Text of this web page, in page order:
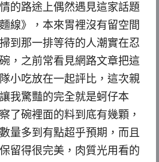
的路途上偶然遇見這家話題
線》，本來胃裡沒有留空間
到那一排等待的人潮實在忍
，之前常看見網路文章把這
小吃放在一起評比，這次親
我驚豔的完全就是蚵仔本
了碗裡面的料到底有幾顆，
量多到有點超乎預期，而且
留得很完美，肉質光用看的